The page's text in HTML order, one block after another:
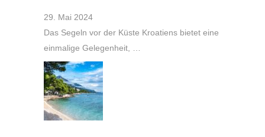
29. Mai 2024
Das Segeln vor der Küste Kroatiens bietet eine
einmalige Gelegenheit, …